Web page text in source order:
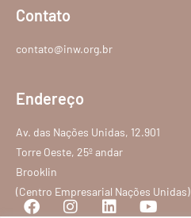
Contato
contato@inw.org.br
Endereço
Av. das Nações Unidas, 12.901
Torre Oeste, 25º andar
Brooklin
(Centro Empresarial Nações Unidas)